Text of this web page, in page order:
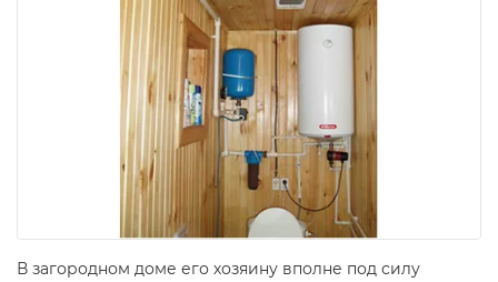
В загородном доме его хозяину вполне под силу